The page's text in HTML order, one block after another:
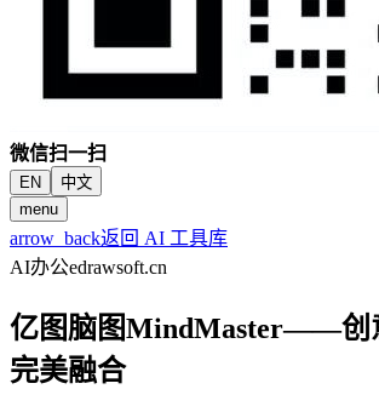
微信扫一扫
EN
中文
menu
arrow_back返回 AI 工具库
AI办公edrawsoft.cn
亿图脑图MindMaster——创
完美融合